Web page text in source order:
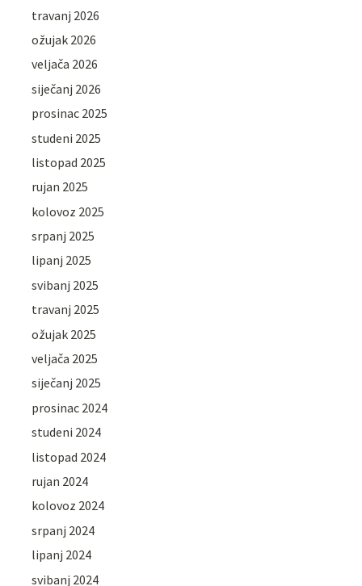
travanj 2026
ožujak 2026
veljača 2026
siječanj 2026
prosinac 2025
studeni 2025
listopad 2025
rujan 2025
kolovoz 2025
srpanj 2025
lipanj 2025
svibanj 2025
travanj 2025
ožujak 2025
veljača 2025
siječanj 2025
prosinac 2024
studeni 2024
listopad 2024
rujan 2024
kolovoz 2024
srpanj 2024
lipanj 2024
svibanj 2024